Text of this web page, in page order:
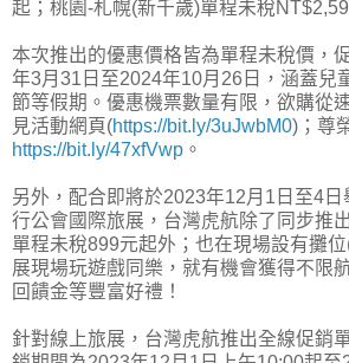
起；桃園-札幌(新千歲)單程未稅
本次推出的優惠價格皆為單程未稅價，
年3月31日至2024年10月26日，涵蓋兒
節等假期。優惠機票數量有限，欲購從
見活動網頁(https://bit.ly/3uJwbM0)；尊
https://bit.ly/47xfVwp 。
另外，配合即將於2023年12月1日至4
行公會國際旅展，台灣虎航除了同步推
單程未稅899元起外；也在現場設有攤
展現場玩遊戲同樂，就有機會獲得不限
回饋金等豐富好禮！
針對線上旅展，台灣虎航推出全線促銷